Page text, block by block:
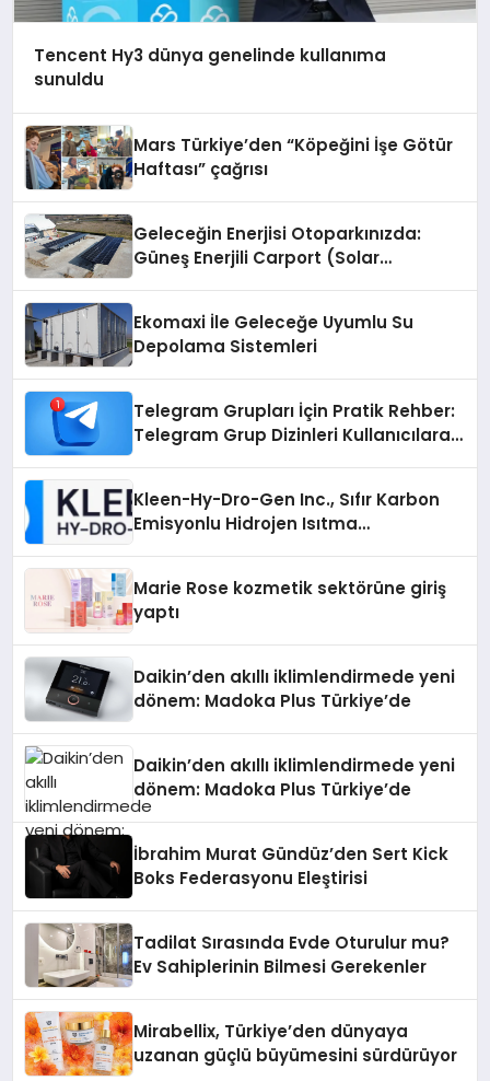
Tencent Hy3 dünya genelinde kullanıma
sunuldu
Mars Türkiye’den “Köpeğini İşe Götür
Haftası” çağrısı
Geleceğin Enerjisi Otoparkınızda:
Güneş Enerjili Carport (Solar
Ekomaxi İle Geleceğe Uyumlu Su
Depolama Sistemleri
Telegram Grupları İçin Pratik Rehber:
Telegram Grup Dizinleri Kullanıcılara
Kleen-Hy-Dro-Gen Inc., Sıfır Karbon
Emisyonlu Hidrojen Isıtma
Marie Rose kozmetik sektörüne giriş
yaptı
Daikin’den akıllı iklimlendirmede yeni
dönem: Madoka Plus Türkiye’de
Daikin’den akıllı iklimlendirmede yeni
dönem: Madoka Plus Türkiye’de
İbrahim Murat Gündüz’den Sert Kick
Boks Federasyonu Eleştirisi
Tadilat Sırasında Evde Oturulur mu?
Ev Sahiplerinin Bilmesi Gerekenler
Mirabellix, Türkiye’den dünyaya
uzanan güçlü büyümesini sürdürüyor